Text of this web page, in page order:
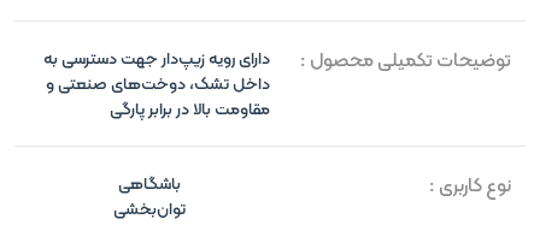
توضیحات تکمیلی محصول :
دارای رویه زیپ‌دار جهت دسترسی به
داخل تشک، دوخت‌های صنعتی و
مقاومت بالا در برابر پارگی
نوع کاربری :
باشگاهی
توان‌بخشی